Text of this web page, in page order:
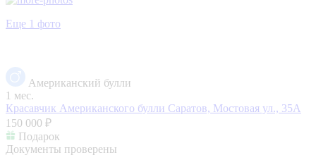
Еще 1 фото
Американский булли
1 мес.
Красавчик Американского булли Саратов, Мостовая ул., 35А
150 000 ₽
Подарок
Документы проверены